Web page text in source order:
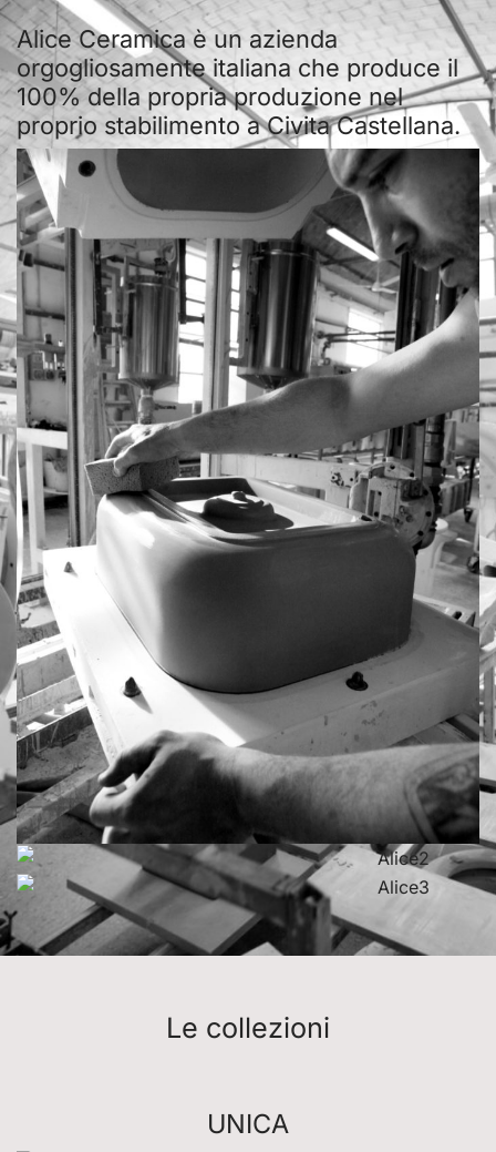
Alice Ceramica è un azienda
orgogliosamente italiana che produce il
100% della propria produzione nel
proprio stabilimento a Civita Castellana.
Le collezioni
UNICA